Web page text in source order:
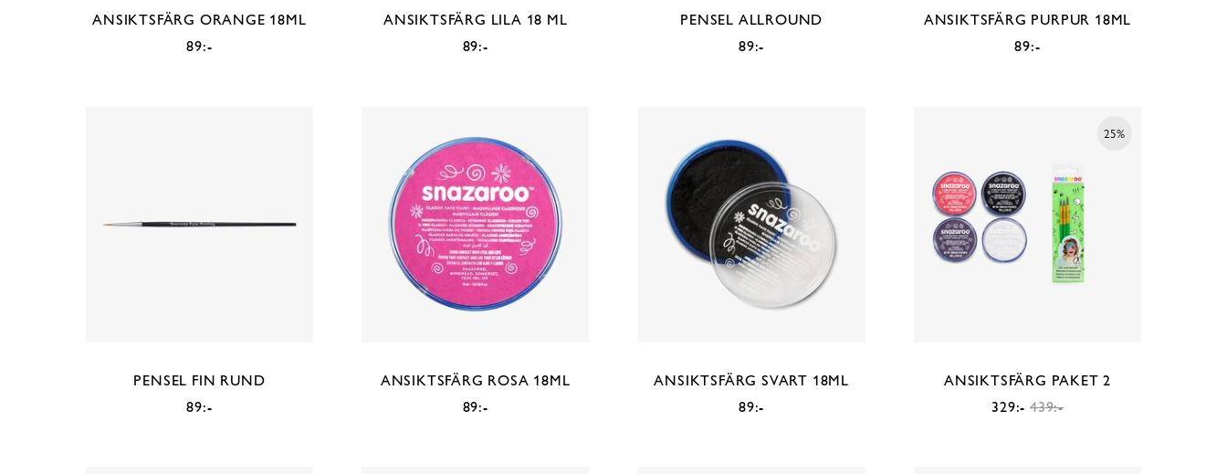
ANSIKTSFÄRG ORANGE 18ML
89:-
ANSIKTSFÄRG LILA 18 ML
89:-
PENSEL ALLROUND
89:-
ANSIKTSFÄRG PURPUR 18ML
89:-
PENSEL FIN RUND
89:-
ANSIKTSFÄRG ROSA 18ML
89:-
ANSIKTSFÄRG SVART 18ML
89:-
25%
ANSIKTSFÄRG PAKET 2
329:- 439:-